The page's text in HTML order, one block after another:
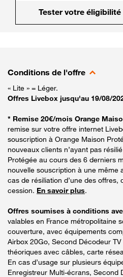
Tester votre éligibilité
Conditions de l'offre
« Lite » = Léger.
Offres Livebox jusqu'au 19/08/
* Remise 20€/mois Orange
remise sur votre offre internet
souscription à Orange Maison
nouveaux clients n’ayant pas
Protégée au cours des 6 derniers
nouvelle souscription à une même
cas de résiliation d’une des offres,
cession. En savoir plus.
Offres soumises à conditions
valables en France métropolitaine
couverture, avec équipements
Airbox 20Go, Second Décodeur
théoriques avec câbles, carte
En cas d’usage sur plusieurs
Enregistreur Multi-écrans, Second